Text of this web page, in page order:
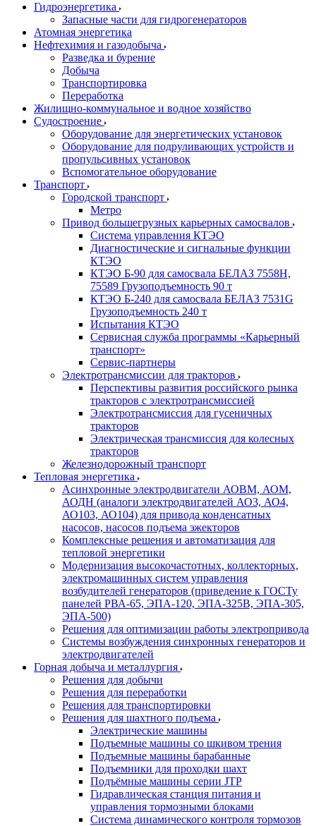
Гидроэнергетика
Запасные части для гидрогенераторов
Атомная энергетика
Нефтехимия и газодобыча
Разведка и бурение
Добыча
Транспортировка
Переработка
Жилищно-коммунальное и водное хозяйство
Судостроение
Оборудование для энергетических установок
Оборудование для подруливающих устройств и
пропульсивных установок
Вспомогательное оборудование
Транспорт
Городской транспорт
Метро
Привод большегрузных карьерных самосвалов
Система управления КТЭО
Диагностические и сигнальные функции
КТЭО
КТЭО Б-90 для самосвала БЕЛАЗ 7558H,
75589 Грузоподъемность 90 т
КТЭО Б-240 для самосвала БЕЛАЗ 7531G
Грузоподъемность 240 т
Испытания КТЭО
Сервисная служба программы «Карьерный
транспорт»
Сервис-партнеры
Электротрансмиссии для тракторов
Перспективы развития российского рынка
тракторов с электротрансмиссией
Электротрансмиссия для гусеничных
тракторов
Электрическая трансмиссия для колесных
тракторов
Железнодорожный транспорт
Тепловая энергетика
Асинхронные электродвигатели АОВМ, АОМ,
АОДН (аналоги электродвигателей АО3, АО4,
АО103, АО104) для привода конденсатных
насосов, насосов подъема эжекторов
Комплексные решения и автоматизация для
тепловой энергетики
Модернизация высокочастотных, коллекторных,
электромашинных систем управления
возбудителей генераторов (приведение к ГОСТу
панелей РВА-65, ЭПА-120, ЭПА-325В, ЭПА-305,
ЭПА-500)
Решения для оптимизации работы электропривода
Системы возбуждения синхронных генераторов и
электродвигателей
Горная добыча и металлургия
Решения для добычи
Решения для переработки
Решения для транспортировки
Решения для шахтного подъема
Электрические машины
Подъемные машины со шкивом трения
Подъемные машины барабанные
Подъемники для проходки шахт
Подъёмные машины серии JTP
Гидравлическая станция питания и
управления тормозными блоками
Система динамического контроля тормозов